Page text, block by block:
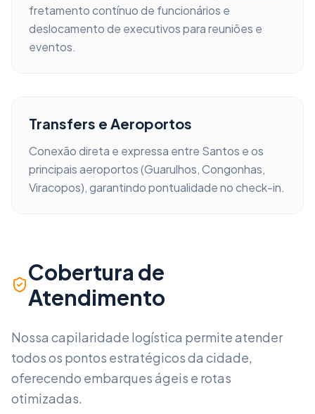
fretamento contínuo de funcionários e
deslocamento de executivos para reuniões e
eventos.
Transfers e Aeroportos
Conexão direta e expressa entre Santos e os
principais aeroportos (Guarulhos, Congonhas,
Viracopos), garantindo pontualidade no check-in.
Cobertura de
Atendimento
Nossa capilaridade logística permite atender
todos os pontos estratégicos da cidade,
oferecendo embarques ágeis e rotas
otimizadas.